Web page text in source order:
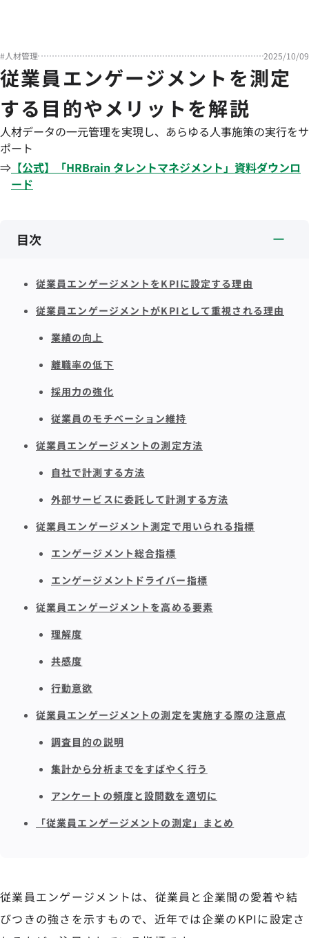
#人材管理 2025/10/09
従業員エンゲージメントを測定
する目的やメリットを解説
人材データの一元管理を実現し、あらゆる人事施策の実行をサ
ポート
⇒ 【公式】「HRBrain タレントマネジメント」資料ダウンロ
ード
目次
従業員エンゲージメントをKPIに設定する理由
従業員エンゲージメントがKPIとして重視される理由
業績の向上
離職率の低下
採用力の強化
従業員のモチベーション維持
従業員エンゲージメントの測定方法
自社で計測する方法
外部サービスに委託して計測する方法
従業員エンゲージメント測定で用いられる指標
エンゲージメント総合指標
エンゲージメントドライバー指標
従業員エンゲージメントを高める要素
理解度
共感度
行動意欲
従業員エンゲージメントの測定を実施する際の注意点
調査目的の説明
集計から分析までをすばやく行う
アンケートの頻度と設問数を適切に
「従業員エンゲージメントの測定」まとめ
従業員エンゲージメントは、従業員と企業間の愛着や結
びつきの強さを示すもので、近年では企業のKPIに設定さ